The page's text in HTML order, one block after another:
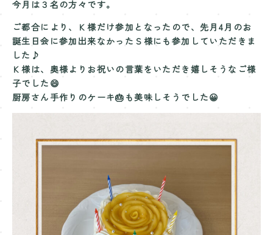
今月は３名の方々です。
ご都合により、Ｋ様だけ参加となったので、先月4月のお
誕生日会に参加出来なかったＳ様にも参加していただきま
した♪
Ｋ様は、奥様よりお祝いの言葉をいただき嬉しそうなご様
子でした😄
厨房さん手作りのケーキ🎂も美味しそうでした😀